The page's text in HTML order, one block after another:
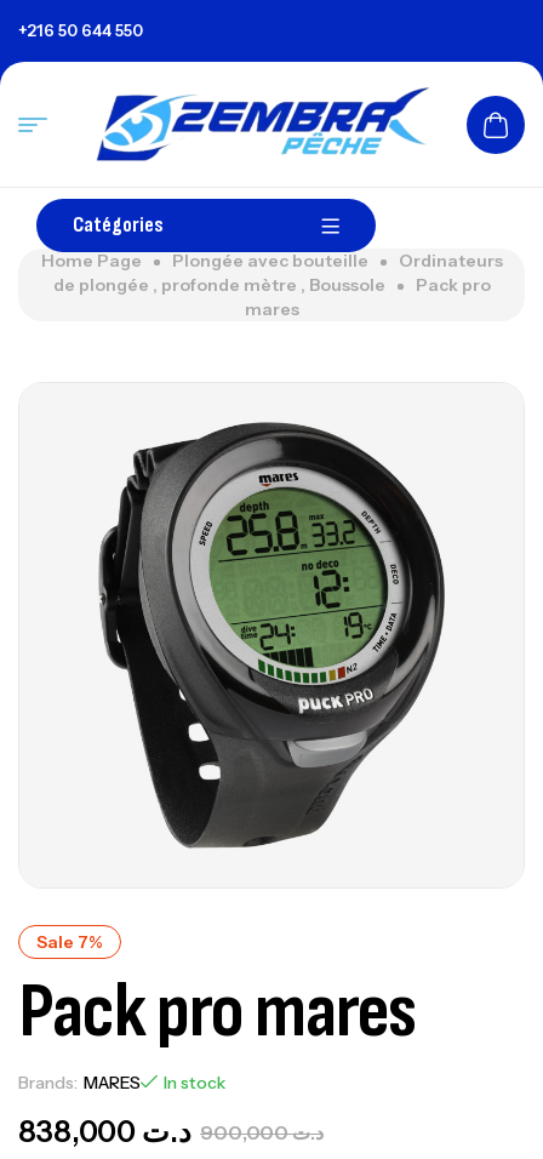
+216 50 644 550
Catégories
Home Page Plongée avec bouteille
Ordinateurs
de plongée , profonde mètre , Boussole
Pack pro
mares
Sale 7%
Pack pro mares
Brands: MARES In stock
د.ت900,000 د.ت